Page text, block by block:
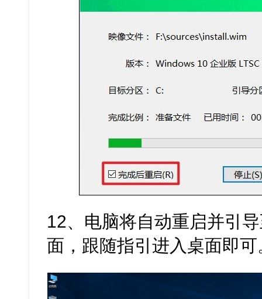
12、电脑将自动重启并引
面，跟随指引进入桌面即可